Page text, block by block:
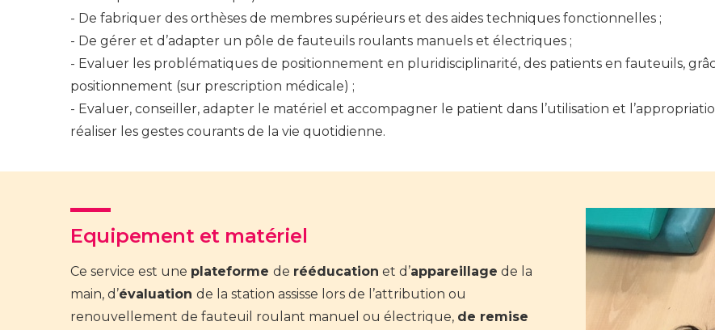
De fabriquer des orthèses de membres supérieurs et des aides techniques fonctionnelles ;
De gérer et d’adapter un pôle de fauteuils roulants manuels et électriques ;
Evaluer les problématiques de positionnement en pluridisciplinarité, des patients en fauteuils,
positionnement (sur prescription médicale) ;
Evaluer, conseiller, adapter le matériel et accompagner le patient dans l’utilisation et
réaliser les gestes courants de la vie quotidienne.
Equipement et matériel
Ce service est une plateforme de rééducation et d’appareillage de la
main, d’évaluation de la station assisse lors de l’attribution ou
renouvellement de fauteuil roulant manuel ou électrique, de remise